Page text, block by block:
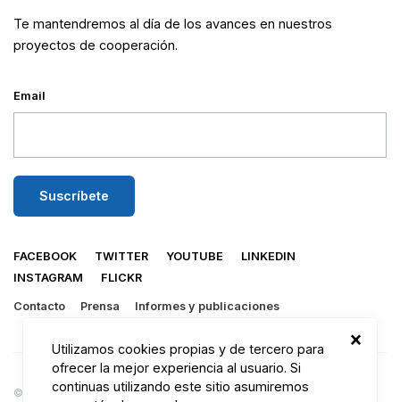
Te mantendremos al día de los avances en nuestros
proyectos de cooperación.
Email
FACEBOOK TWITTER YOUTUBE
LINKEDIN
INSTAGRAM
FLICKR
Contacto Prensa Informes y publicaciones
© 2026 Mundukide.
Utilizamos cookies propias y de tercero para
ofrecer la mejor experiencia al usuario. Si
continuas utilizando este sitio asumiremos
×